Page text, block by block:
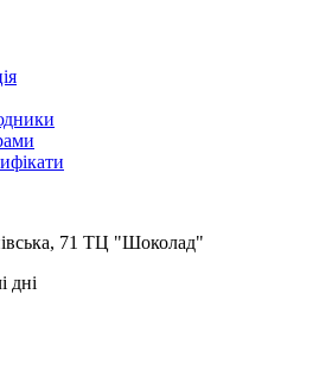
71 ТЦ "Шоколад"
дні